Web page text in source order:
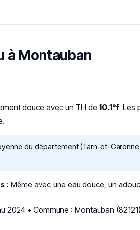
à Montauban
douce avec un TH de 10.1°f. Les
du département (Tarn-et-Garonne
: Même avec une eau douce, un
2024 • Commune : Montauban (82121)